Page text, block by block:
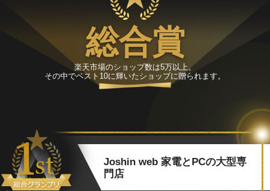
総合賞
楽天市場のショップ数は5万以上。
その中でベスト10に輝いたショップに贈られます。
Joshin web 家電とPCの大型専
門店